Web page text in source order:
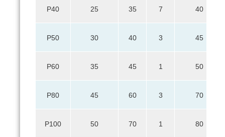
Р40 25 35 7 40
Р50 30 40 3 45
Р60 35 45 1 50
Р80 45 60 3 70
Р100 50 70 1 80